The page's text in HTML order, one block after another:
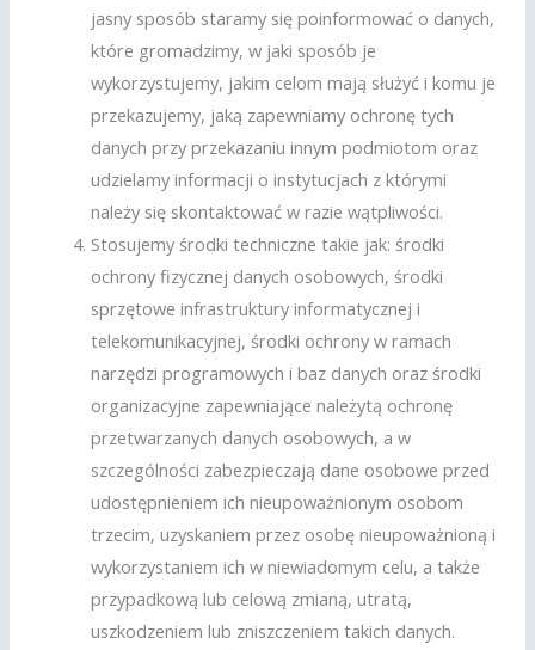
jasny sposób staramy się poinformować o danych,
które gromadzimy, w jaki sposób je
wykorzystujemy, jakim celom mają służyć i komu je
przekazujemy, jaką zapewniamy ochronę tych
danych przy przekazaniu innym podmiotom oraz
udzielamy informacji o instytucjach z którymi
należy się skontaktować w razie wątpliwości.
Stosujemy środki techniczne takie jak: środki
ochrony fizycznej danych osobowych, środki
sprzętowe infrastruktury informatycznej i
telekomunikacyjnej, środki ochrony w ramach
narzędzi programowych i baz danych oraz środki
organizacyjne zapewniające należytą ochronę
przetwarzanych danych osobowych, a w
szczególności zabezpieczają dane osobowe przed
udostępnieniem ich nieupoważnionym osobom
trzecim, uzyskaniem przez osobę nieupoważnioną i
wykorzystaniem ich w niewiadomym celu, a także
przypadkową lub celową zmianą, utratą,
uszkodzeniem lub zniszczeniem takich danych.